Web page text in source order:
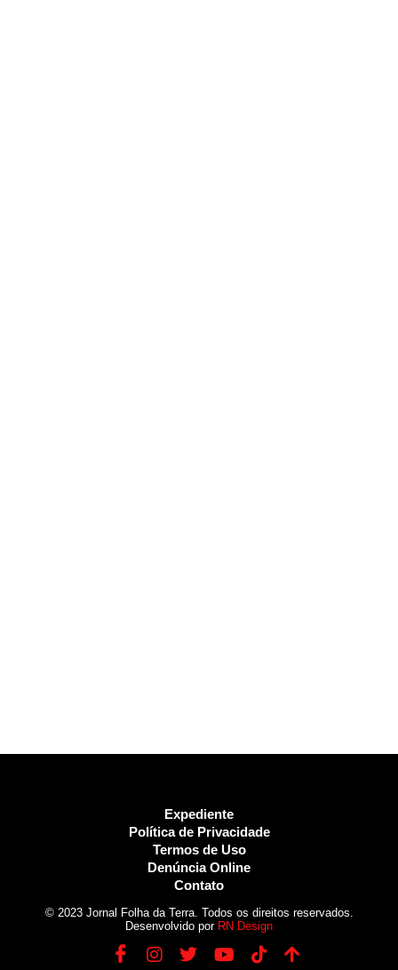
Expediente
Política de Privacidade
Termos de Uso
Denúncia Online
Contato
© 2023 Jornal Folha da Terra. Todos os direitos reservados.
Desenvolvido por RN Design